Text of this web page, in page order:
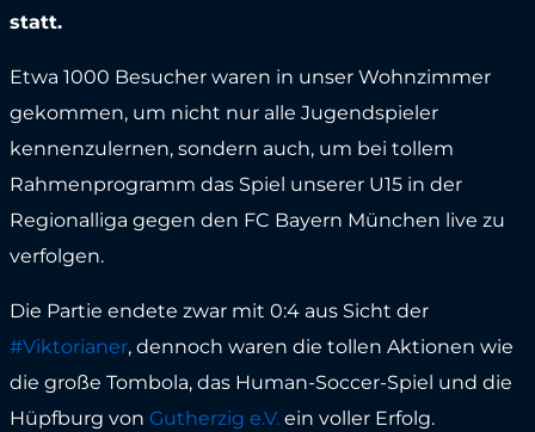
statt.
Etwa 1000 Besucher waren in unser Wohnzimmer
gekommen, um nicht nur alle Jugendspieler
kennenzulernen, sondern auch, um bei tollem
Rahmenprogramm das Spiel unserer U15 in der
Regionalliga gegen den FC Bayern München live zu
verfolgen.
Die Partie endete zwar mit 0:4 aus Sicht der
#Viktorianer, dennoch waren die tollen Aktionen wie
die große Tombola, das Human-Soccer-Spiel und die
Hüpfburg von Gutherzig e.V.ein voller Erfolg.